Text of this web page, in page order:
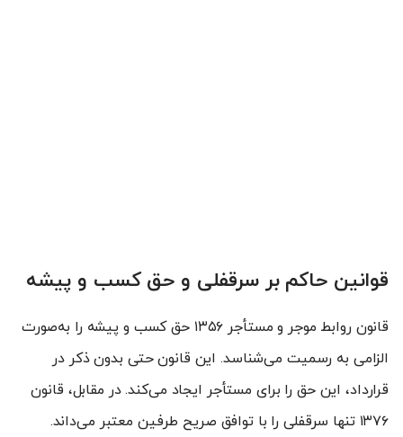
قوانین حاکم بر سرقفلی و حق کسب و پیشه
قانون روابط موجر و مستأجر ۱۳۵۶ حق کسب و پیشه را به‌صورت
الزامی به رسمیت می‌شناسد. این قانون حتی بدون ذکر در
قرارداد، این حق را برای مستأجر ایجاد می‌کند. در مقابل، قانون
۱۳۷۶ تنها سرقفلی را با توافق صریح طرفین معتبر می‌داند.